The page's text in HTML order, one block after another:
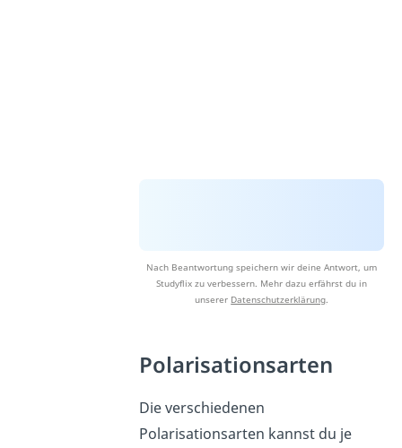
Nach Beantwortung speichern wir deine Antwort, um
Studyflix zu verbessern. Mehr dazu erfährst du in
unserer Datenschutzerklärung
Polarisationsarten
Die verschiedenen
Polarisationsarten kannst du je